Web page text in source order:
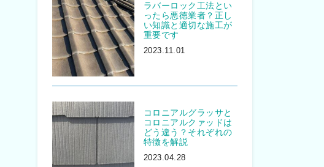
ラバーロック工法とい
ったら悪徳業者？正し
い知識と適切な施工が
重要です
2023.11.01
コロニアルグラッサと
コロニアルクァッドは
どう違う？それぞれの
特徴を解説
2023.04.28